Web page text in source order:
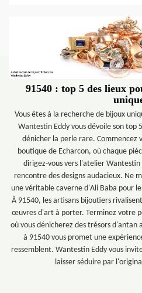
91540 : top 5 des lieux
Vous êtes à la recherche de bijoux
Wantestin Eddy vous dévoile son top
dénicher la perle rare. Commencez
boutique de Echarcon, où chaque
dirigez-vous vers l'atelier
rencontre des designs audacieux. Ne
une véritable caverne d'Ali Baba pour
À 91540, les artisans bijoutiers
œuvres d'art à porter. Terminez votre
où vous dénicherez des trésors d'antan
à 91540 vous promet une
ressemblent. Wantestin Eddy vous
laisser séduire par